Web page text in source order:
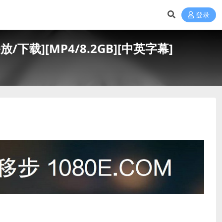
登录
/下载][MP4/8.2GB][中英字幕]